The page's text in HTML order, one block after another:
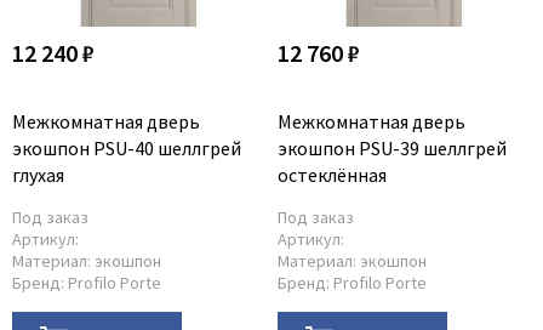
12 240 ₽
Межкомнатная дверь
экошпон PSU-40 шеллгрей
глухая
Под заказ
Артикул:
Материал: экошпон
Бренд: Profilo Porte
12 760 ₽
Межкомнатная дверь
экошпон PSU-39 шеллгрей
остеклённая
Под заказ
Артикул:
Материал: экошпон
Бренд: Profilo Porte